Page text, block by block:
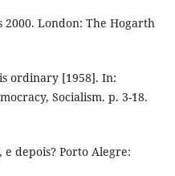
London: The Hogarth
ordinary [1958]. In:
Socialism. p. 3-18.
depois? Porto Alegre: